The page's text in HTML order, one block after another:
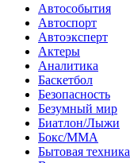
Автособытия
Автоспорт
Автоэксперт
Актеры
Аналитика
Баскетбол
Безопасность
Безумный мир
Биатлон/Лыжи
Бокс/MMA
Бытовая техника